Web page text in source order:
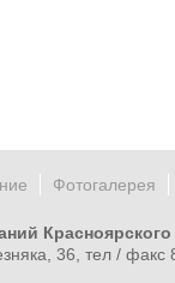
Фотогалерея
Красноярского
36, тел /